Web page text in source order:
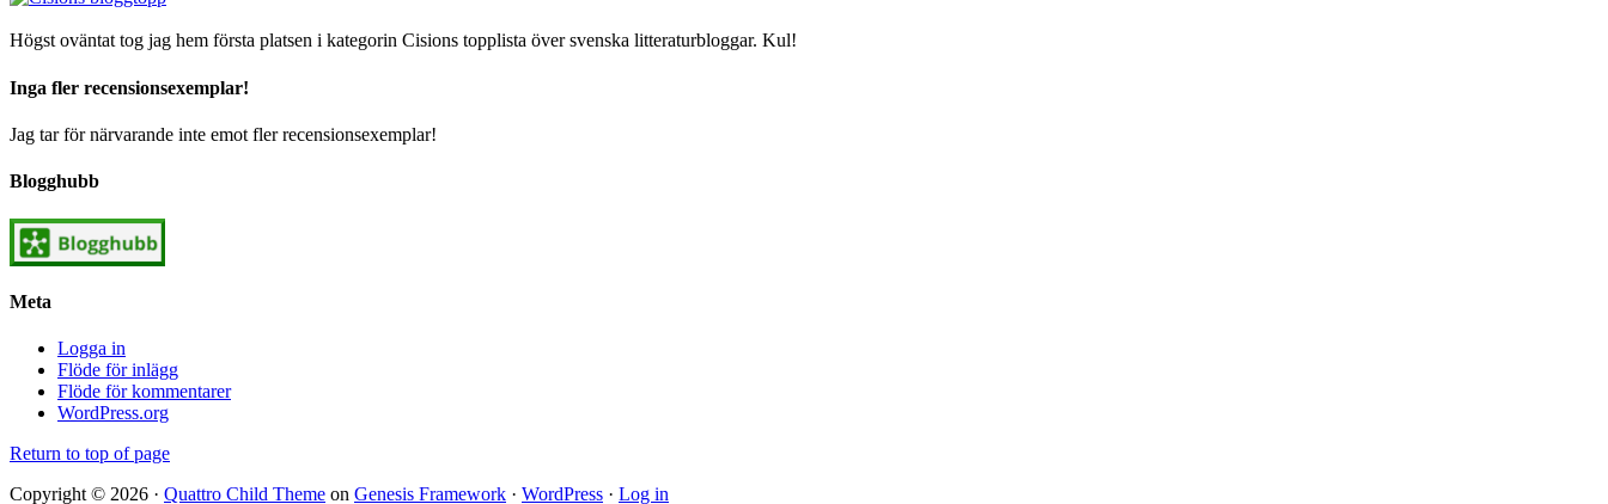
Högst oväntat tog jag hem första platsen i kategorin Cisions topplista över svenska litteraturbloggar. Kul!
Inga fler recensionsexemplar!
Jag tar för närvarande inte emot fler recensionsexemplar!
Blogghubb
Meta
Logga in
Flöde för inlägg
Flöde för kommentarer
WordPress.org
Return to top of page
Copyright © 2026 · Quattro Child Theme on Genesis Framework · WordPress · Log in